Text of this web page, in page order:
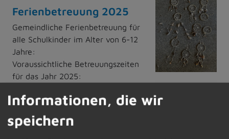
Ferienbetreuung 2025
Gemeindliche Ferienbetreuung für
alle Schulkinder im Alter von 6-12
Jahre:
Voraussichtliche Betreuungszeiten
für das Jahr 2025:
Sommerferien
04.08.2025 -
Informationen, die wir
speichern